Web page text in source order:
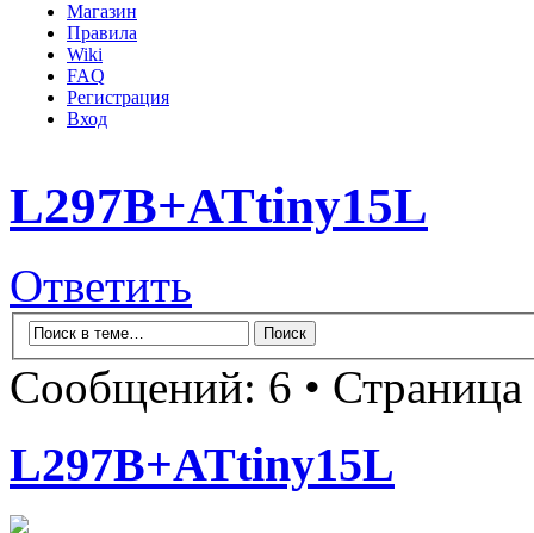
Магазин
Правила
Wiki
FAQ
Регистрация
Вход
L297B+ATtiny15L
Ответить
Сообщений: 6 • Страница
L297B+ATtiny15L